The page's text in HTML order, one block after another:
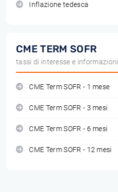
Inflazione tedesca
CME TERM SOFR
tassi di interesse e informazioni
CME Term SOFR - 1 mese
CME Term SOFR - 3 mesi
CME Term SOFR - 6 mesi
CME Term SOFR - 12 mesi